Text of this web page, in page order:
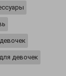
девочек